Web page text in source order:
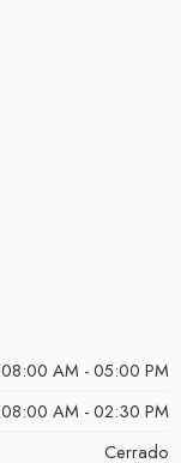
08:00 AM - 05:00 PM
08:00 AM - 02:30 PM
Cerrado